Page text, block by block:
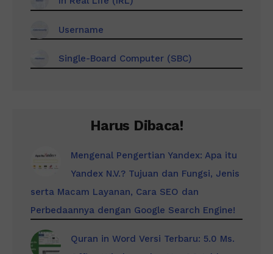
Username
Single-Board Computer (SBC)
Harus Dibaca!
Mengenal Pengertian Yandex: Apa itu
Yandex N.V.? Tujuan dan Fungsi, Jenis
serta Macam Layanan, Cara SEO dan
Perbedaannya dengan Google Search Engine!
Quran in Word Versi Terbaru: 5.0 Ms.